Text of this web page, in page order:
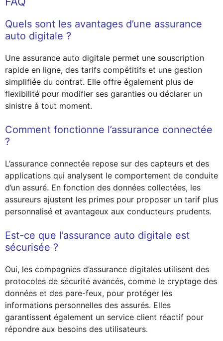
Quels sont les avantages d’une assurance
auto digitale ?
Une assurance auto digitale permet une souscription
rapide en ligne, des tarifs compétitifs et une gestion
simplifiée du contrat. Elle offre également plus de
flexibilité pour modifier ses garanties ou déclarer un
sinistre à tout moment.
Comment fonctionne l’assurance connectée
?
L’assurance connectée repose sur des capteurs et des
applications qui analysent le comportement de conduite
d’un assuré. En fonction des données collectées, les
assureurs ajustent les primes pour proposer un tarif plus
personnalisé et avantageux aux conducteurs prudents.
Est-ce que l’assurance auto digitale est
sécurisée ?
Oui, les compagnies d’assurance digitales utilisent des
protocoles de sécurité avancés, comme le cryptage des
données et des pare-feux, pour protéger les
informations personnelles des assurés. Elles
garantissent également un service client réactif pour
répondre aux besoins des utilisateurs.